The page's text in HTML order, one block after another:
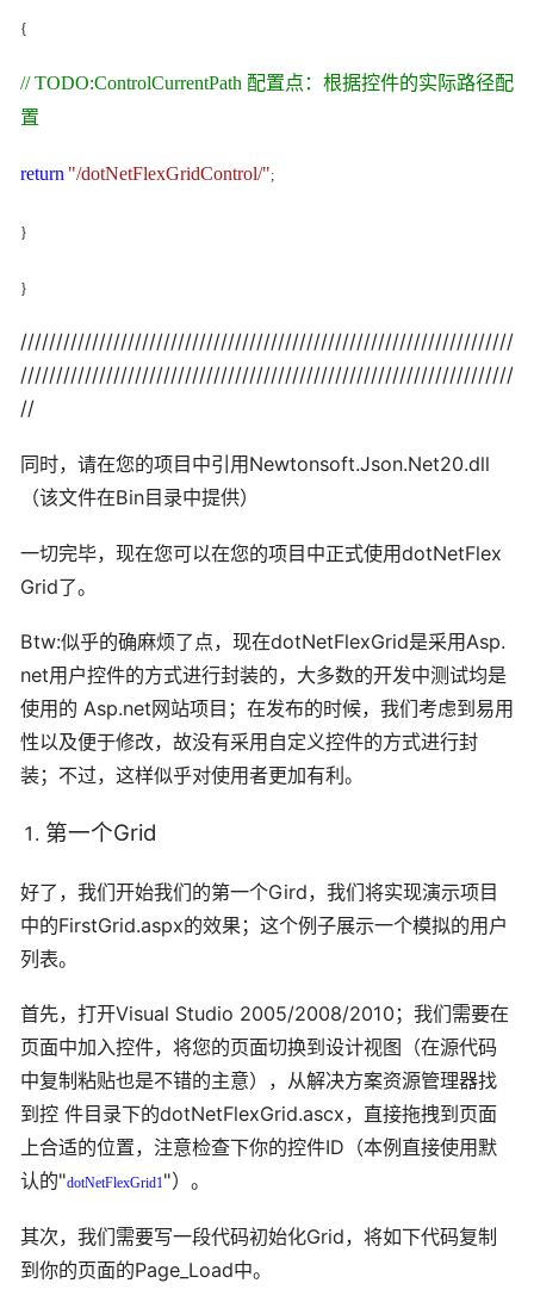
{
// TODO:ControlCurrentPath 配置点：根据控件的实际路径配
置
return "/dotNetFlexGridControl/";
}
}
/////////////////////////////////////////////////////////////////////
/////////////////////////////////////////////////////////////////////
//
同时，请在您的项目中引用Newtonsoft.Json.Net20.dll
（该文件在Bin目录中提供）
一切完毕，现在您可以在您的项目中正式使用dotNetFlex
Grid了。
Btw:似乎的确麻烦了点，现在dotNetFlexGrid是采用Asp.
net用户控件的方式进行封装的，大多数的开发中测试均是
使用的 Asp.net网站项目；在发布的时候，我们考虑到易用
性以及便于修改，故没有采用自定义控件的方式进行封
装；不过，这样似乎对使用者更加有利。
第一个Grid
好了，我们开始我们的第一个Gird，我们将实现演示项目
中的FirstGrid.aspx的效果；这个例子展示一个模拟的用户
列表。
首先，打开Visual Studio 2005/2008/2010；我们需要在
页面中加入控件，将您的页面切换到设计视图（在源代码
中复制粘贴也是不错的主意），从解决方案资源管理器找
到控 件目录下的dotNetFlexGrid.ascx，直接拖拽到页面
上合适的位置，注意检查下你的控件ID（本例直接使用默
认的"dotNetFlexGrid1"）。
其次，我们需要写一段代码初始化Grid，将如下代码复制
到你的页面的Page_Load中。